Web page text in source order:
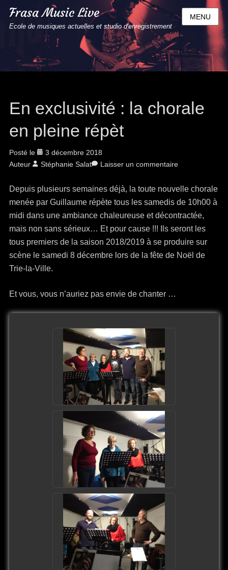
Frasa Music Live
Ecole de musiques actuelles et studio d'enregistrement
MENU
En exclusivité : la chorale
en pleine répèt
Posté le
3 décembre 2018
Auteur
Stéphanie Salat Laisser un commentaire
Depuis plusieurs semaines déjà, la toute nouvelle chorale
menée par Guillaume répète tous les samedis de 10h00 à
midi dans une ambiance chaleureuse et décontractée,
mais non sans sérieux… Et pour cause !!! Ils seront les
tous premiers de la saison 2018/2019 à se produire sur
scène le samedi 8 décembre lors de la fête de Noël de
Trie-la-Ville.
Et vous, vous n’auriez pas envie de chanter …